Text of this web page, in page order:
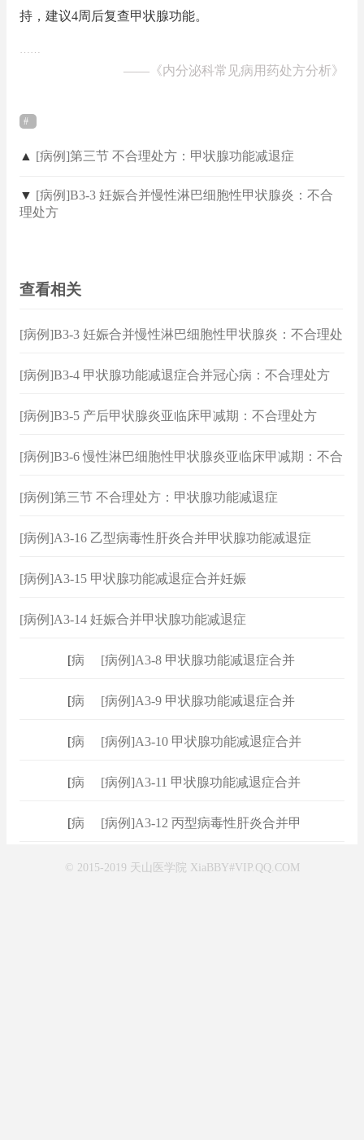
持，建议4周后复查甲状腺功能。
……
—— 《内分泌科常见病用药处方分析》
▲ [病例]第三节 不合理处方：甲状腺功能减退症
▼ [病例]B3-3 妊娠合并慢性淋巴细胞性甲状腺炎：不合
理处方
查看相关
[病例]B3-3 妊娠合并慢性淋巴细胞性甲状腺炎：不合理处
[病例]B3-4 甲状腺功能减退症合并冠心病：不合理处方
[病例]B3-5 产后甲状腺炎亚临床甲减期：不合理处方
[病例]B3-6 慢性淋巴细胞性甲状腺炎亚临床甲减期：不合
[病例]第三节 不合理处方：甲状腺功能减退症
[病例]A3-16 乙型病毒性肝炎合并甲状腺功能减退症
[病例]A3-15 甲状腺功能减退症合并妊娠
[病例]A3-14 妊娠合并甲状腺功能减退症
病例 [病例]A3-8 甲状腺功能减退症合并
病例 [病例]A3-9 甲状腺功能减退症合并
病例 [病例]A3-10 甲状腺功能减退症合并
病例 [病例]A3-11 甲状腺功能减退症合并
病例 [病例]A3-12 丙型病毒性肝炎合并甲
© 2015-2019 天山医学院 XiaBBY#VIP.QQ.COM